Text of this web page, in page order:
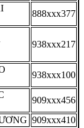
888xxx377
938xxx217
938xxx100
909xxx456
909xxx410